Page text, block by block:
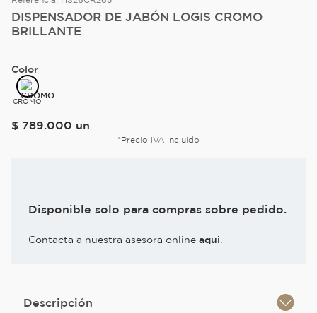
DISPENSADOR DE JABÓN LOGIS CROMO
BRILLANTE
Color
CROMO
$ 789.000 un
*Precio IVA incluido
Disponible solo para compras sobre pedido.
Contacta a nuestra asesora online aqui
Descripción